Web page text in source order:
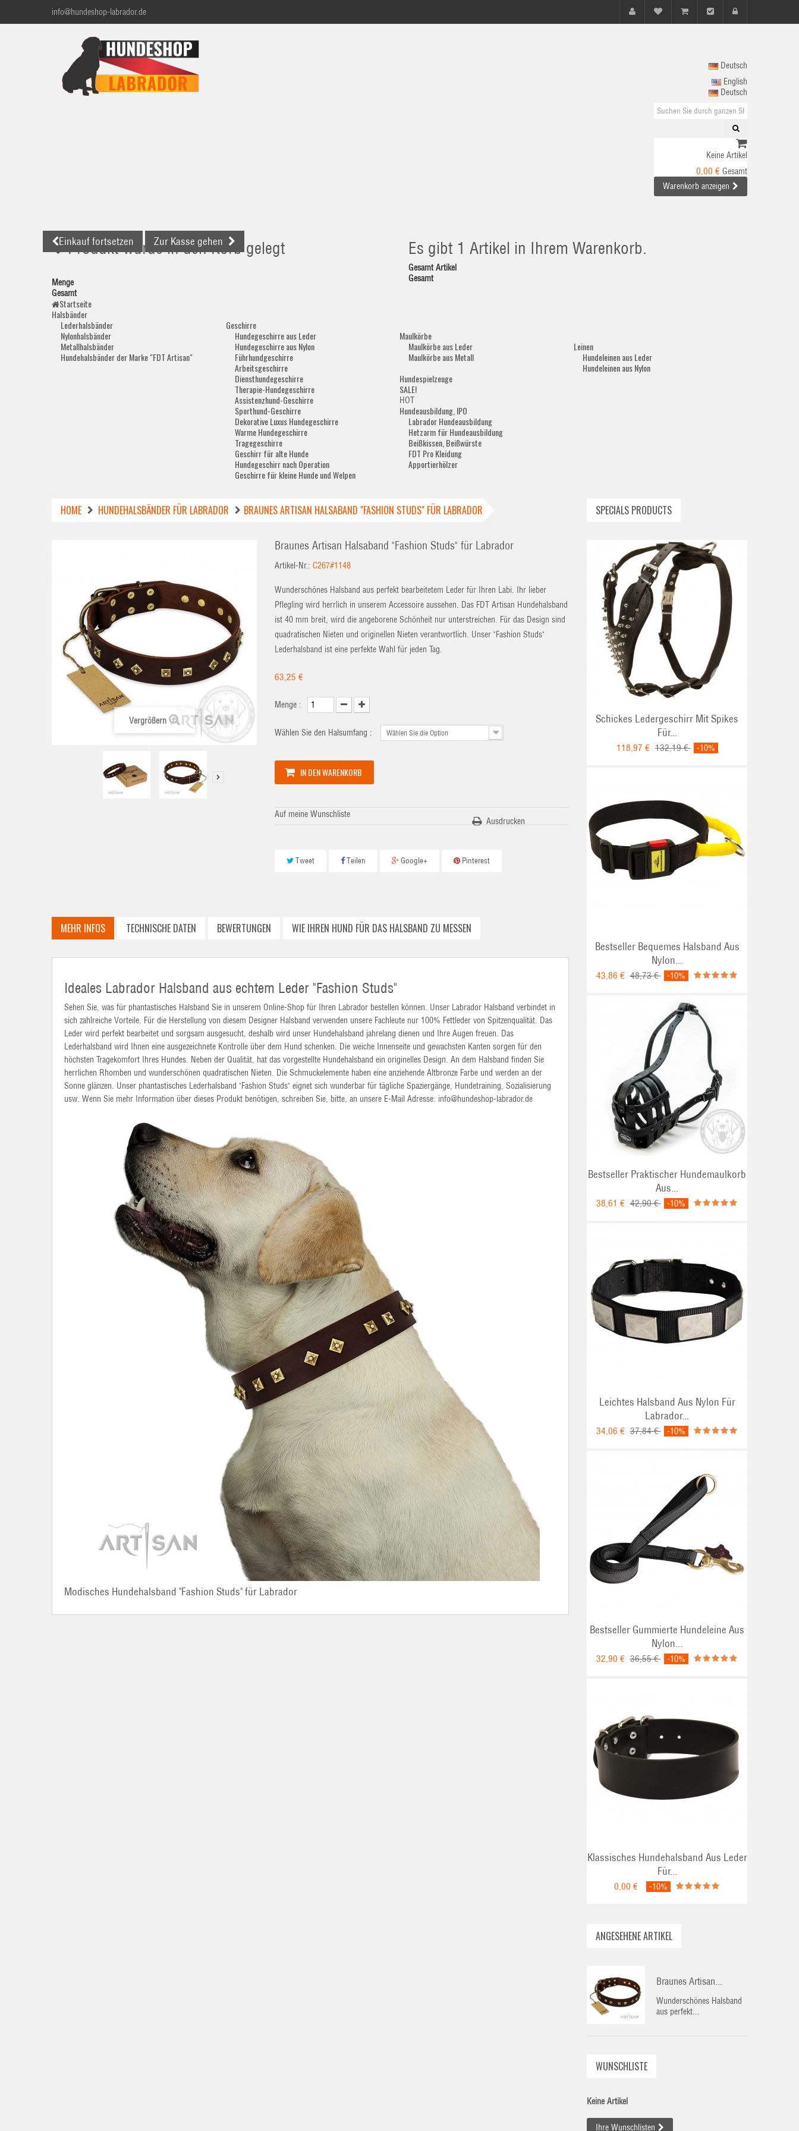
info@hundeshop-labrador.de
Deutsch
English
Deutsch
Keine Artikel
0,00 € Gesamt
Warenkorb anzeigen
Produkt wurde in den Korb gelegt
Menge
Gesamt
Es gibt 1 Artikel in Ihrem Warenkorb.
Gesamt Artikel
Gesamt
Einkauf fortsetzen Zur Kasse gehen
Startseite
Halsbänder
Lederhalsbänder
Nylonhalsbänder
Metallhalsbänder
Hundehalsbänder der Marke "FDT Artisan"
Geschirre
Hundegeschirre aus Leder
Hundegeschirre aus Nylon
Führhundgeschirre
Arbeitsgeschirre
Diensthundegeschirre
Therapie-Hundegeschirre
Assistenzhund-Geschirre
Sporthund-Geschirre
Dekorative Luxus Hundegeschirre
Warme Hundegeschirre
Tragegeschirre
Geschirr für alte Hunde
Hundegeschirr nach Operation
Geschirre für kleine Hunde und Welpen
Maulkörbe
Maulkörbe aus Leder
Maulkörbe aus Metall
Leinen
Hundeleinen aus Leder
Hundeleinen aus Nylon
Hundespielzeuge
SALE!
HOT
Hundeausbildung, IPO
Labrador Hundeausbildung
Hetzarm für Hundeausbildung
Beißkissen, Beißwürste
FDT Pro Kleidung
Apportierhölzer
HOME HUNDEHALSBÄNDER FÜR LABRADOR BRAUNES ARTISAN HALSABAND "FASHION STUDS" FÜR LABRADOR
Vergrößern
Braunes Artisan Halsaband "Fashion Studs" für Labrador
Artikel-Nr.: C267#1148
Wunderschönes Halsband aus perfekt bearbeitetem Leder für Ihren Labi. Ihr lieber
Pflegling wird herrlich in unserem Accessoire aussehen. Das FDT Artisan Hundehalsband
ist 40 mm breit, wird die angeborene Schönheit nur unterstreichen. Für das Design sind
quadratischen Nieten und originellen Nieten verantwortlich. Unser "Fashion Studs"
Lederhalsband ist eine perfekte Wahl für jeden Tag.
63,25 €
Menge :
Wählen Sie den Halsumfang : Wählen Sie die Option
IN DEN WARENKORB
Auf meine Wunschliste
Ausdrucken
Tweet Teilen Google+ Pinterest
MEHR INFOS TECHNISCHE DATEN BEWERTUNGEN WIE IHREN HUND FÜR DAS HALSBAND ZU MESSEN
Ideales Labrador Halsband aus echtem Leder "Fashion Studs"
Sehen Sie, was für phantastisches Halsband Sie in unserem Online-Shop für Ihren Labrador bestellen können. Unser Labrador Halsband verbindet in
sich zahlreiche Vorteile. Für die Herstellung von diesem Designer Halsband verwenden unsere Fachleute nur 100% Fettleder von Spitzenqualität. Das
Leder wird perfekt bearbeitet und sorgsam ausgesucht, deshalb wird unser Hundehalsband jahrelang dienen und Ihre Augen freuen. Das
Lederhalsband wird Ihnen eine ausgezeichnete Kontrolle über dem Hund schenken. Die weiche Innenseite und gewachsten Kanten sorgen für den
höchsten Tragekomfort Ihres Hundes. Neben der Qualität, hat das vorgestellte Hundehalsband ein originelles Design. An dem Halsband finden Sie
herrlichen Rhomben und wunderschönen quadratischen Nieten. Die Schmuckelemente haben eine anziehende Altbronze Farbe und werden an der
Sonne glänzen. Unser phantastisches Lederhalsband "Fashion Studs" eignet sich wunderbar für tägliche Spaziergänge, Hundetraining, Sozialisierung
usw. Wenn Sie mehr Information über dieses Produkt benötigen, schreiben Sie, bitte, an unsere E-Mail Adresse: info@hundeshop-labrador.de
Modisches Hundehalsband "Fashion Studs" für Labrador
SPECIALS PRODUCTS
Schickes Ledergeschirr Mit Spikes
Für...
118,97 € 132,19 € -10%
Bestseller Bequemes Halsband Aus
Nylon...
43,86 € 48,73 € -10%
Bestseller Praktischer Hundemaulkorb
Aus...
38,61 € 42,90 € -10%
Leichtes Halsband Aus Nylon Für
Labrador...
34,06 € 37,84 € -10%
Bestseller Gummierte Hundeleine Aus
Nylon...
32,90 € 36,55 € -10%
Klassisches Hundehalsband Aus Leder
Für...
0,00 € -10%
ANGESEHENE ARTIKEL
Braunes Artisan...
Wunderschönes Halsband
aus perfekt...
WUNSCHLISTE
Keine Artikel
Ihre Wunschlisten